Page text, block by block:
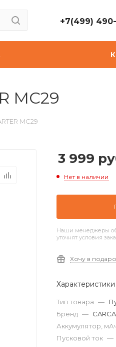
+7(499)
MC29
MC29
3 999
Нет в наличии
Наши менеджеры
уточнят условия
Хочу в
Характеристики
Тип товара —
Бренд —
Аккумулятор,
Пусковой ток —